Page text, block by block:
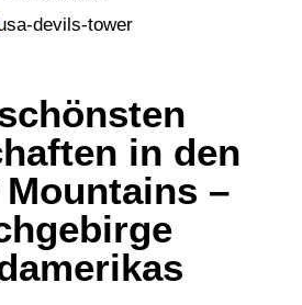
in den
–